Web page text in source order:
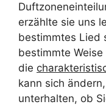
erzählte sie uns
bestimmtes Lied
bestimmte
die
kann sich
unterhalten, ob